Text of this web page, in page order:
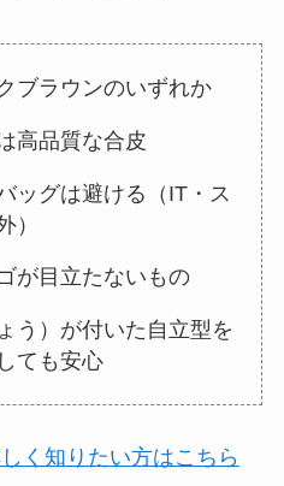
ブラウンのいずれか
高品質な合皮
ッグは避ける（IT・ス
）
が目立たないもの
う）が付いた自立型を
ても安心
く知りたい方はこちら